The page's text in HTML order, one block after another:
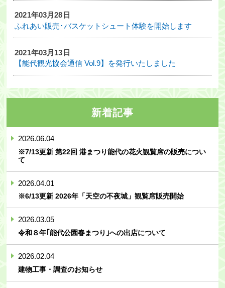
新着記事
2026.06.04
※7/13更新 第22回 港まつり能代の花火観覧席の販売につい
て
2026.04.01
※6/13更新 2026年「天空の不夜城」観覧席販売開始
2026.03.05
令和８年｢能代公園春まつり｣への出店について
2026.02.04
建物工事・調査のお知らせ
2021年03月28日
ふれあい販売･バスケットシュート体験を開始します
2021年03月13日
【能代観光協会通信 Vol.9】を発行いたしました